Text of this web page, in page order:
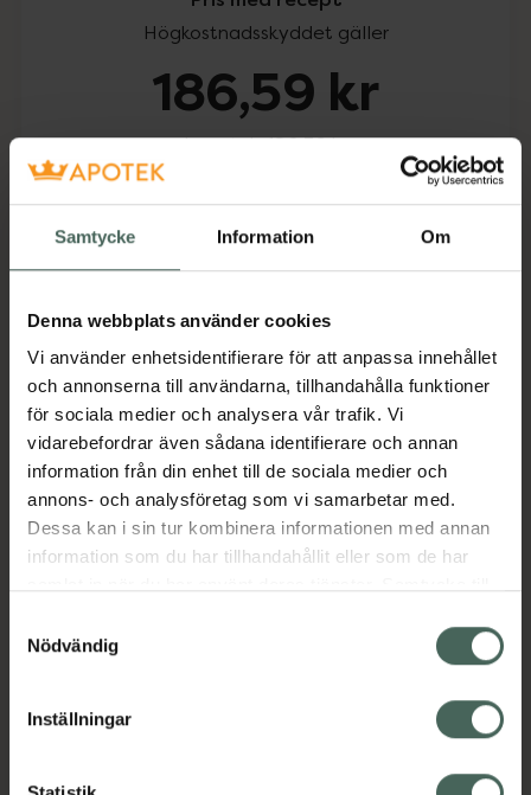
Samtycke Information Om
Denna webbplats använder cookies
Vi använder enhetsidentifierare för att anpassa innehållet
och annonserna till användarna, tillhandahålla funktioner
för sociala medier och analysera vår trafik. Vi
vidarebefordrar även sådana identifierare och annan
information från din enhet till de sociala medier och
annons- och analysföretag som vi samarbetar med.
Dessa kan i sin tur kombinera informationen med annan
information som du har tillhandahållit eller som de har
återkalla ditt samtycke via webbplatsens
cookieinställningar. Ett återkallat samtycke påverkar inte
lagligheten av behandling som skett innan återkallelsen.
Nödvändig
Inställningar
Högkostnadsskyddet gäller
186,59 kr
I apotek:186,59 kr
Köp via ditt recept
Beskrivning Dölj
Läs alltid bipacksedeln innan
användning.
EAN:
07046260318601